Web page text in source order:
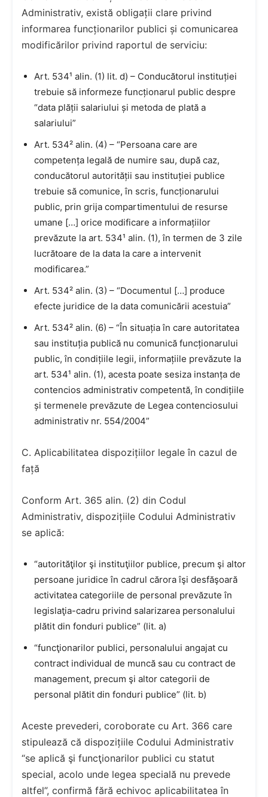
Administrativ, există obligații clare privind
informarea funcționarilor publici și comunicarea
modificărilor privind raportul de serviciu:
Art. 534¹ alin. (1) lit. d) – Conducătorul instituției
trebuie să informeze funcționarul public despre
“data plății salariului și metoda de plată a
salariului”
Art. 534² alin. (4) – “Persoana care are
competența legală de numire sau, după caz,
conducătorul autorității sau instituției publice
trebuie să comunice, în scris, funcționarului
public, prin grija compartimentului de resurse
umane […] orice modificare a informațiilor
prevăzute la art. 534¹ alin. (1), în termen de 3 zile
lucrătoare de la data la care a intervenit
modificarea.”
Art. 534² alin. (3) – “Documentul […] produce
efecte juridice de la data comunicării acestuia”
Art. 534² alin. (6) – “În situația în care autoritatea
sau instituția publică nu comunică funcționarului
public, în condițiile legii, informațiile prevăzute la
art. 534¹ alin. (1), acesta poate sesiza instanța de
contencios administrativ competentă, în condițiile
și termenele prevăzute de Legea contenciosului
administrativ nr. 554/2004”
C. Aplicabilitatea dispozițiilor legale în cazul de
față
Conform Art. 365 alin. (2) din Codul
Administrativ, dispozițiile Codului Administrativ
se aplică:
“autorităţilor şi instituţiilor publice, precum şi altor
persoane juridice în cadrul cărora îşi desfăşoară
activitatea categoriile de personal prevăzute în
legislaţia-cadru privind salarizarea personalului
plătit din fonduri publice” (lit. a)
“funcţionarilor publici, personalului angajat cu
contract individual de muncă sau cu contract de
management, precum şi altor categorii de
personal plătit din fonduri publice” (lit. b)
Aceste prevederi, coroborate cu Art. 366 care
stipulează că dispozițiile Codului Administrativ
“se aplică şi funcţionarilor publici cu statut
special, acolo unde legea specială nu prevede
altfel”, confirmă fără echivoc aplicabilitatea în